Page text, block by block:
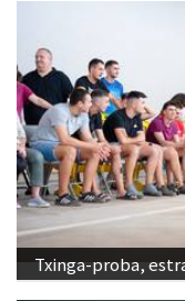
Txinga-proba,